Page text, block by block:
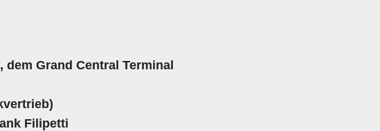
Grand Central Terminal
Filipetti